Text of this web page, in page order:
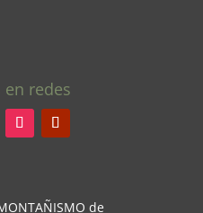
en redes
de